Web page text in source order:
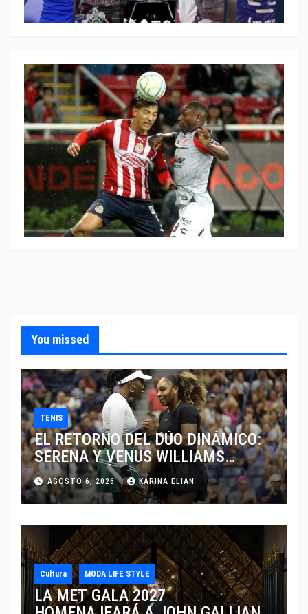
You missed
TENIS
EL RETORNO DEL DÚO DINÁMICO:
SERENA Y VENUS WILLIAMS
DISPUTARÁN LOS DOBLES EN
CINCINNATI 2026
AGOSTO 6, 2026 KARINA ELIAN
Cultura MODA LIFE STYLE
LA MET GALA 2027